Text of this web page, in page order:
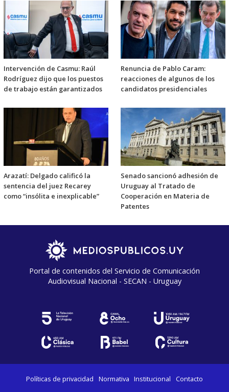
Intervención de Casmu: Raúl
Rodríguez dijo que los puestos
de trabajo están garantizados
Renuncia de Pablo Caram:
reacciones de algunos de los
candidatos presidenciales
Arazatí: Delgado calificó la
sentencia del juez Recarey
como “insólita e inexplicable”
Senado sancionó adhesión de
Uruguay al Tratado de
Cooperación en Materia de
Patentes
Portal de contenidos del Servicio de Comunicación
Audiovisual Nacional - SECAN - Uruguay
Políticas de privacidad Normativa Institucional Contacto